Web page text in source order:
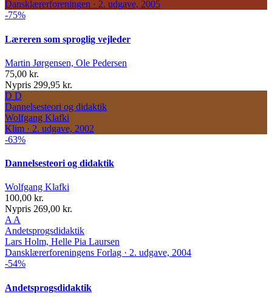
Dansklærerforeningen · 2. udgave, 2005
-75%
Læreren som sproglig vejleder
Martin Jørgensen, Ole Pedersen
75,00 kr.
Nypris 299,95 kr.
D D
Dannelsesteori og didaktik
Wolfgang Klafki
Klim · 2. udgave, 2002
-63%
Dannelsesteori og didaktik
Wolfgang Klafki
100,00 kr.
Nypris 269,00 kr.
A A
Andetsprogsdidaktik
Lars Holm, Helle Pia Laursen
Dansklærerforeningens Forlag · 2. udgave, 2004
-54%
Andetsprogsdidaktik